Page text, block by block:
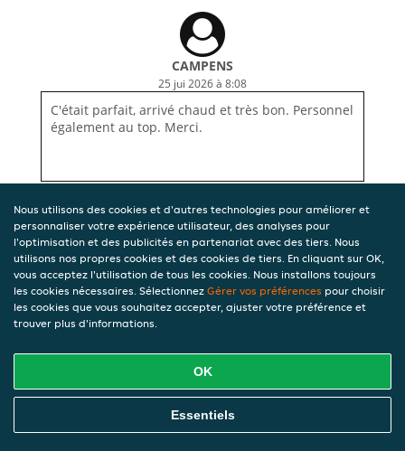
CAMPENS
25 jui 2026 à 8:08
C'était parfait, arrivé chaud et très bon. Personnel
également au top. Merci.
Nous utilisons des cookies et d'autres technologies pour améliorer et
personnaliser votre expérience utilisateur, des analyses pour
l'optimisation et des publicités en partenariat avec des tiers. Nous
utilisons nos propres cookies et des cookies de tiers. En cliquant sur OK,
vous acceptez l'utilisation de tous les cookies. Nous installons toujours
les cookies nécessaires. Sélectionnez Gérer vos préférences pour choisir
les cookies que vous souhaitez accepter, ajuster votre préférence et
trouver plus d'informations.
OK
Essentiels